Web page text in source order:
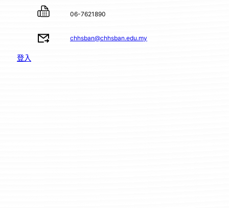
06-7621890
chhsban@chhsban.edu.my
登入